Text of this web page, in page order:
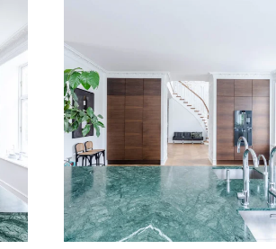
VIS BILLEDE